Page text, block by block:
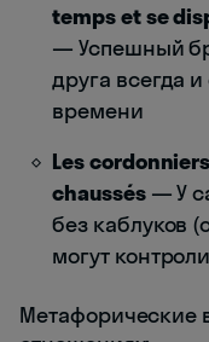
temps et se
— Успешный
друга всегда
времени
Les
chaussés— У
без каблуков
могут
Метафорические